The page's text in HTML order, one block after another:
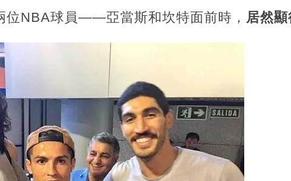
位NBA球員——亞當斯和坎特面前時， 居然